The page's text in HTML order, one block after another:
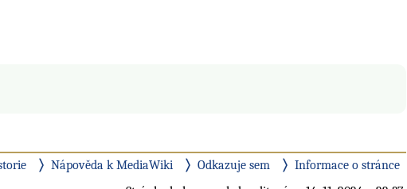
Nápověda k MediaWiki Odkazuje sem
Informace o stránce